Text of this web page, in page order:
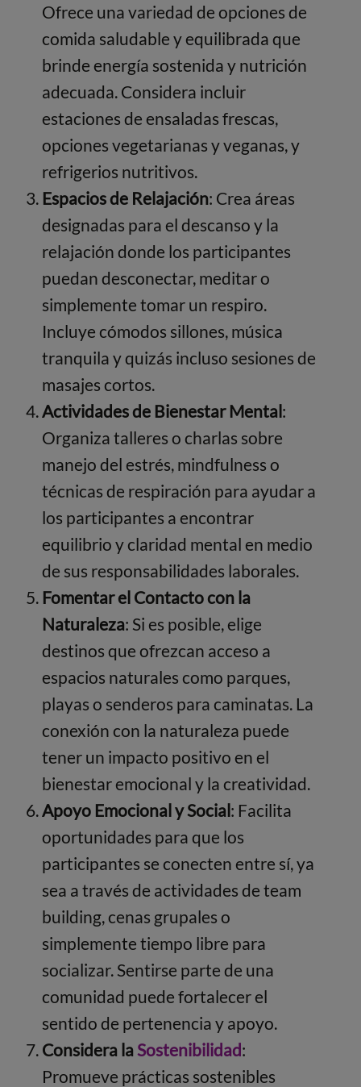
Ofrece una variedad de opciones de
comida saludable y equilibrada que
brinde energía sostenida y nutrición
adecuada. Considera incluir
estaciones de ensaladas frescas,
opciones vegetarianas y veganas, y
refrigerios nutritivos.
Espacios de Relajación: Crea áreas
designadas para el descanso y la
relajación donde los participantes
puedan desconectar, meditar o
simplemente tomar un respiro.
Incluye cómodos sillones, música
tranquila y quizás incluso sesiones de
masajes cortos.
Actividades de Bienestar Mental:
Organiza talleres o charlas sobre
manejo del estrés, mindfulness o
técnicas de respiración para ayudar a
los participantes a encontrar
equilibrio y claridad mental en medio
de sus responsabilidades laborales.
Fomentar el Contacto con la
Naturaleza: Si es posible, elige
destinos que ofrezcan acceso a
espacios naturales como parques,
playas o senderos para caminatas. La
conexión con la naturaleza puede
tener un impacto positivo en el
bienestar emocional y la creatividad.
Apoyo Emocional y Social: Facilita
oportunidades para que los
participantes se conecten entre sí, ya
sea a través de actividades de team
building, cenas grupales o
simplemente tiempo libre para
socializar. Sentirse parte de una
comunidad puede fortalecer el
sentido de pertenencia y apoyo.
Considera laSostenibilidad:
Promueve prácticas sostenibles